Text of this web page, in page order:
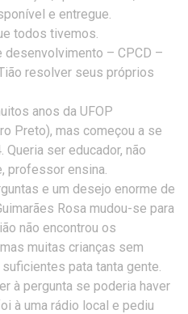
e entregue.
todos tivemos.
desenvolvimento – CPCD –
resolver seus próprios
anos da UFOP
Preto), mas começou a se
ser educador, não
professor ensina.
e um desejo enorme de
Rosa mudou-se para
não encontrou os
muitas crianças sem
pata tanta gente.
à pergunta se poderia haver
à uma rádio local e pediu